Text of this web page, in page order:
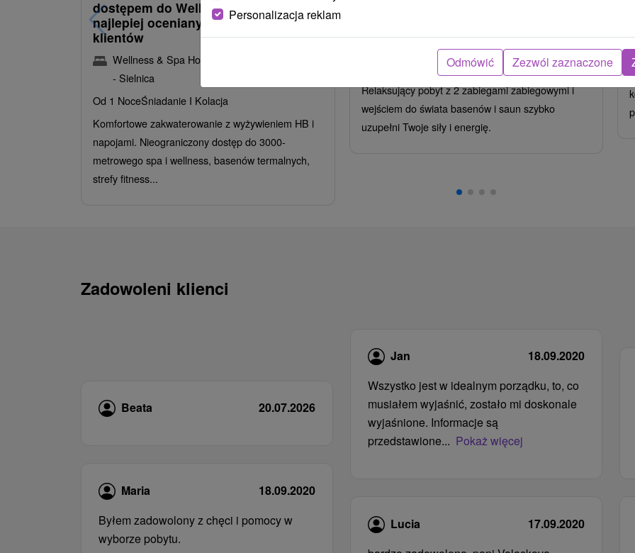
dostępem do Wellness i Spa: Jeden z
najlepiej ocenianych hoteli przez
klientów
Wellness & Spa Hotel Kaskady
- Sielnica
Od 1 NoceŚniadanie I Kolacja
Komfortowe zakwaterowanie z wyżywieniem HB i
napojami. Nieograniczony dostęp do 3000-
metrowego spa i wellness, basenów termalnych,
strefy fitness...
Śniadanie I Kolacja
Relaksujący pobyt z 2 zabiegami zabiegowymi i
wejściem do świata basenów i saun szybko
uzupełni Twoje siły i energię.
Zadowoleni klienci
Beata 20.07.2026
Maria
18.09.2020
Byłem zadowolony z chęci i pomocy w
wyborze pobytu.
Jan
18.09.2020
Wszystko jest w idealnym porządku, to, co
musiałem wyjaśnić, zostało mi doskonale
wyjaśnione. Informacje są
przedstawione... Pokaż więcej
Lucia
17.09.2020
Personalizacja reklam
Odmówić Zezwól zaznaczone